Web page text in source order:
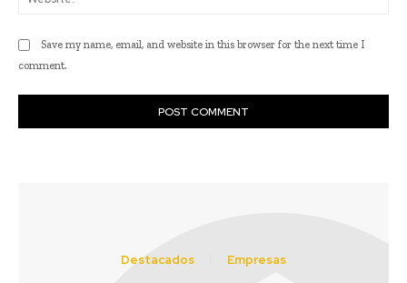
Save my name, email, and website in this browser for the next time I
comment.